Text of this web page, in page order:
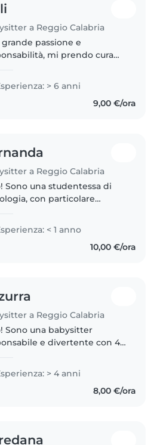
a Reggio Calabria
grande passione e
mi prendo cura
che spazia dai
agli scolari. Sono
empatico/a e ho una
> 6 anni
9,00 €/ora
a Reggio Calabria
Sono una studentessa di
con particolare
infantile. Sono una
paziente, premurosa,
< 1 anno
10,00 €/ora
a Reggio Calabria
Sono una babysitter
e divertente con 4
le età. Mi occupo di
con ADHD, allergie
e emofilia. Parlo
> 4 anni
8,00 €/ora